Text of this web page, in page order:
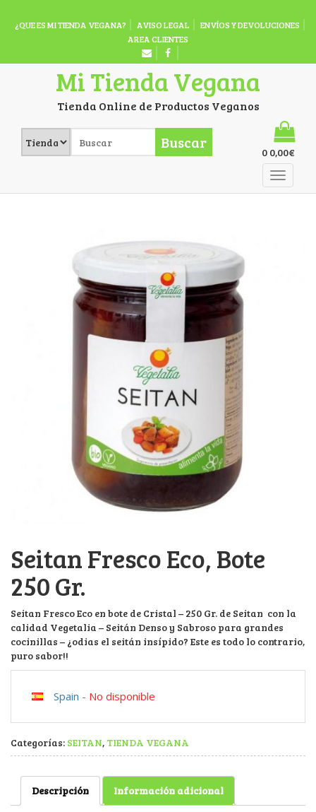
¿QUE ES MI TIENDA VEGANA? AVISO LEGAL
ENVÍOS Y DEVOLUCIONES
AREA CLIENTES
Mi Tienda Vegana
Tienda Online de Productos Veganos
Buscar
0 0,00€
Seitan Fresco Eco, Bote
250 Gr.
Seitan Fresco Eco en bote de Cristal – 250 Gr. de Seitan con la
calidad Vegetalia – Seitán Denso y Sabroso para grandes
cocinillas – ¿odias el seitán insípido? Este es todo lo contrario,
puro sabor!!
Spain - No disponible
Categorías: SEITAN, TIENDA VEGANA
Descripción Información adicional